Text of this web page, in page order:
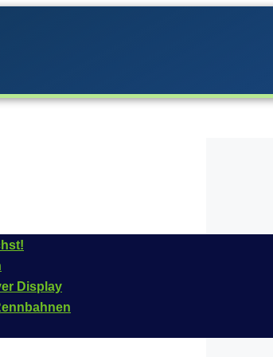
Display
Carrera im
Fahrzeug ist für
dieses